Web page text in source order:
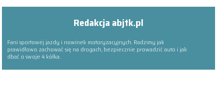
Redakcja abjtk.pl
Fani sportowej jazdy i nowinek motoryzacyjnych. Radzimy jak
prawidłowo zachować się na drogach, bezpiecznie prowadzić auto i jak
dbać o swoje 4 kółka.